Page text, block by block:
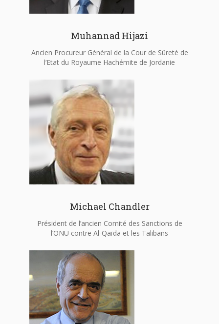
Muhannad Hijazi
Ancien Procureur Général de la Cour de Sûreté de
l’Etat du Royaume Hachémite de Jordanie
Michael Chandler
Président de l’ancien Comité des Sanctions de
l’ONU contre Al-Qaïda et les Talibans